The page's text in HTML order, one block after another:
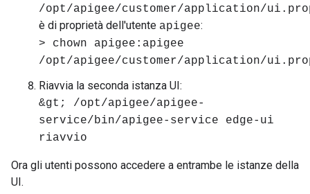
/opt/apigee/customer/application/
è di proprietà dell'utente apigee:
> chown apigee:apigee
/opt/apigee/customer/application/
Riavvia la seconda istanza UI:
&gt; /opt/apigee/apigee-
service/bin/apigee-service edge-ui
riavvio
Ora gli utenti possono accedere a entrambe le istanze della
UI.